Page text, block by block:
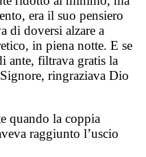
era il suo pensiero
di doversi alzare a
in piena notte. E se
ante, filtrava gratis la
ringraziava Dio
quando la coppia
raggiunto l’uscio